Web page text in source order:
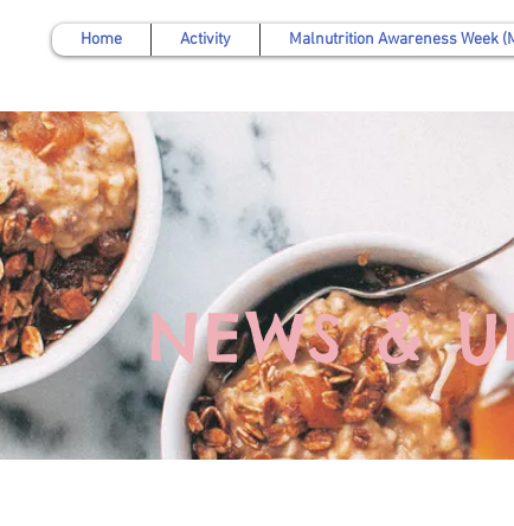
Home Activity Malnutrition Awareness Week
NEWS &